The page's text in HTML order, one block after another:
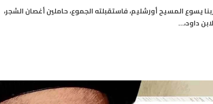
يسوع المسيح أورشليم، فاستقبلته الجموع، حاملين أغصان الشجر،
داود،…